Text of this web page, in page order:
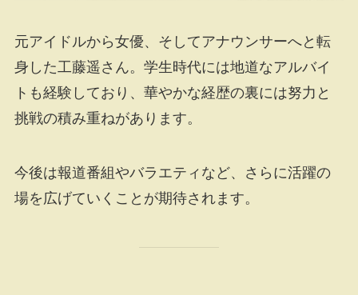
元アイドルから女優、そしてアナウンサーへと転
身した工藤遥さん。学生時代には地道なアルバイ
トも経験しており、華やかな経歴の裏には努力と
挑戦の積み重ねがあります。
今後は報道番組やバラエティなど、さらに活躍の
場を広げていくことが期待されます。